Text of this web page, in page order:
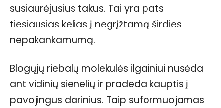
susiaurėjusius takus. Tai yra pats
tiesiausias kelias į negrįžtamą širdies
nepakankamumą.
Blogųjų riebalų molekulės ilgainiui nusėda
ant vidinių sienelių ir pradeda kauptis į
pavojingus darinius. Taip suformuojamas